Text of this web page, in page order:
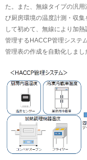
た。また、無線タイプの汎
び厨房環境の温度計測・収
して初めて、無線により加
管理するHACCP管理システ
管理表の作成を自動化しまし